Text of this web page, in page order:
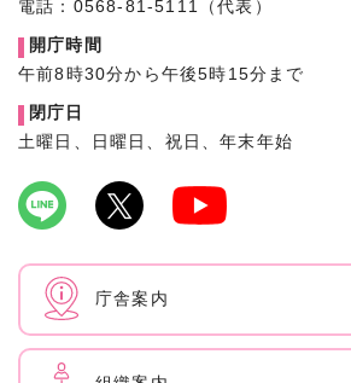
電話：0568-81-5111（代表）
開庁時間
午前8時30分から午後5時15分まで
閉庁日
土曜日、日曜日、祝日、年末年始
庁舎案内